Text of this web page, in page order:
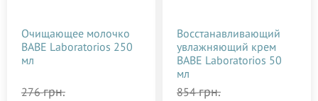
Очищающее молочко
BABE Laboratorios 250
мл
276грн.
Восстанавливающий
увлажняющий крем
BABE Laboratorios 50
мл
854грн.